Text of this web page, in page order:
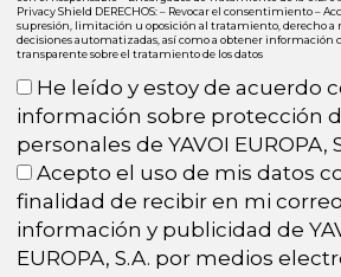
Privacy Shield DERECHOS: – Revocar el consentimiento –
supresión, limitación u oposición al tratamiento, derecho a
decisiones automatizadas, así como a obtener información
transparente sobre el tratamiento de los datos
He leído y estoy de acuerdo
información sobre protección
personales de YAVOI EUROPA,
Acepto el uso de mis datos
finalidad de recibir en mi correo
información y publicidad de
EUROPA, S.A. por medios